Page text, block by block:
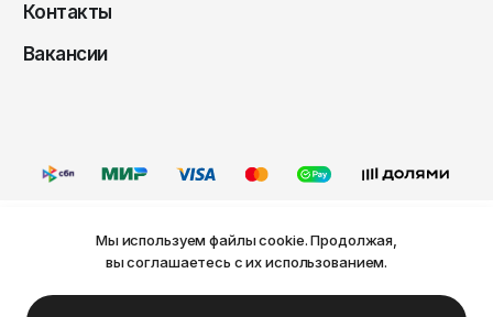
Контакты
Вакансии
Оферта
Политика конфиденциальности
Ваш город Пермь?
Мы используем файлы cookie. Продолжая,
вы соглашаетесь с их использованием.